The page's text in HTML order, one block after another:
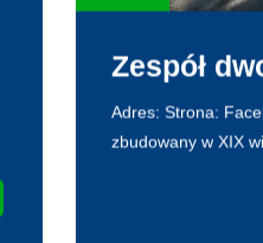
Zespół
Adres: Strona:
zbudowany w XIX